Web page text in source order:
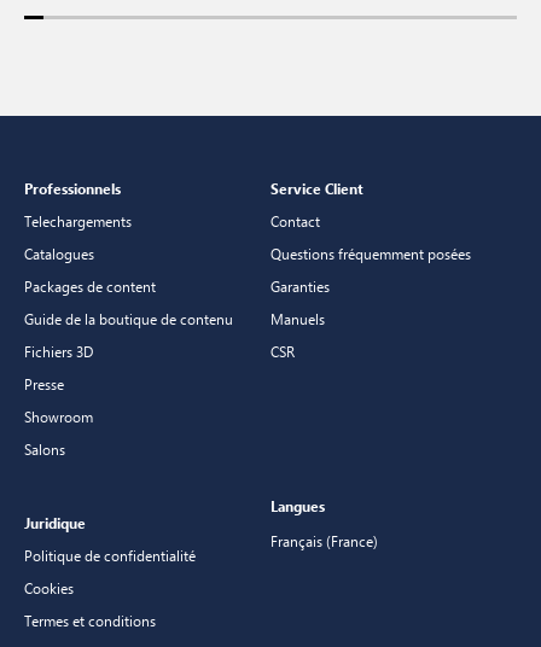
Professionnels
Telechargements
Catalogues
Packages de content
Guide de la boutique de contenu
Fichiers 3D
Presse
Showroom
Salons
Service Client
Contact
Questions fréquemment posées
Garanties
Manuels
CSR
Juridique
Politique de confidentialité
Cookies
Termes et conditions
Langues
Français (France)